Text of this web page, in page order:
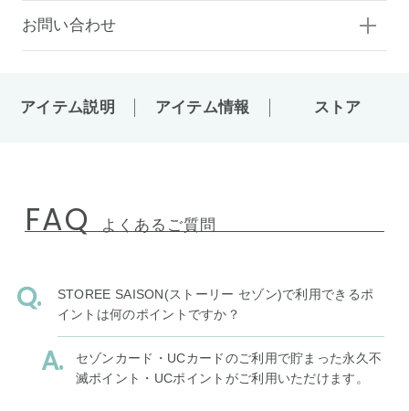
お問い合わせ
アイテム説明 アイテム情報 ストア
FAQ よくあるご質問
STOREE SAISON(ストーリー セゾン)で利用できるポ
イントは何のポイントですか？
セゾンカード・UCカードのご利用で貯まった永久不
滅ポイント・UCポイントがご利用いただけます。